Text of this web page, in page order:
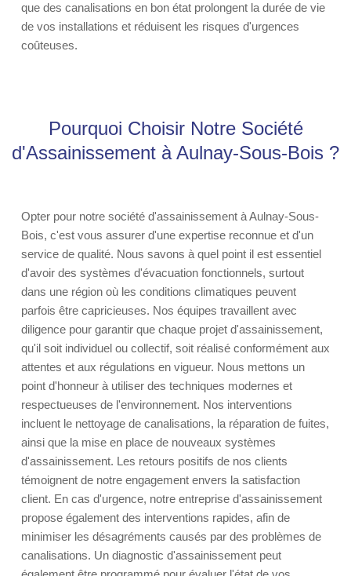
que des canalisations en bon état prolongent la durée de vie
de vos installations et réduisent les risques d'urgences
coûteuses.
Pourquoi Choisir Notre Société
d'Assainissement à Aulnay-Sous-Bois ?
Opter pour notre société d'assainissement à Aulnay-Sous-
Bois, c'est vous assurer d'une expertise reconnue et d'un
service de qualité. Nous savons à quel point il est essentiel
d'avoir des systèmes d'évacuation fonctionnels, surtout
dans une région où les conditions climatiques peuvent
parfois être capricieuses. Nos équipes travaillent avec
diligence pour garantir que chaque projet d'assainissement,
qu'il soit individuel ou collectif, soit réalisé conformément aux
attentes et aux régulations en vigueur. Nous mettons un
point d'honneur à utiliser des techniques modernes et
respectueuses de l'environnement. Nos interventions
incluent le nettoyage de canalisations, la réparation de fuites,
ainsi que la mise en place de nouveaux systèmes
d'assainissement. Les retours positifs de nos clients
témoignent de notre engagement envers la satisfaction
client. En cas d'urgence, notre entreprise d'assainissement
propose également des interventions rapides, afin de
minimiser les désagréments causés par des problèmes de
canalisations. Un diagnostic d'assainissement peut